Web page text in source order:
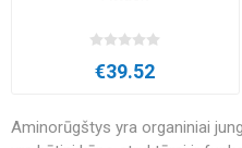
Aminorūgštys yra organiniai
€39.52